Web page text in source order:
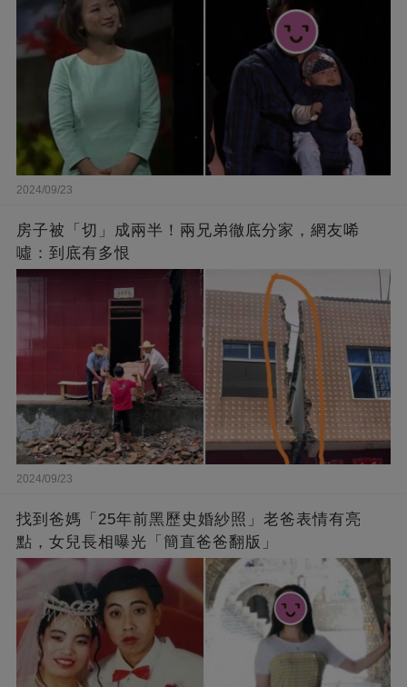
2024/09/23
房子被「切」成兩半！兩兄弟徹底分家，網友唏
噓：到底有多恨
2024/09/23
找到爸媽「25年前黑歷史婚紗照」老爸表情有亮
點，女兒長相曝光「簡直爸爸翻版」